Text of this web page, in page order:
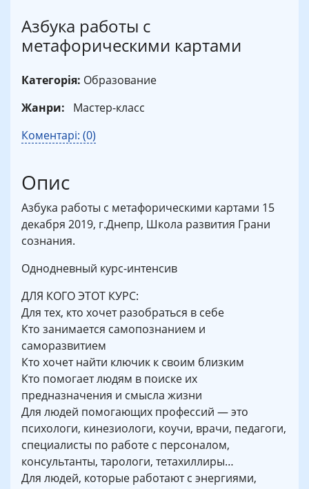
Азбука работы с
метафорическими картами
Категорія: Образование
Жанри:
Мастер-класс
Коментарі: (0)
Опис
Азбука работы с метафорическими картами 15
декабря 2019, г.Днепр, Школа развития Грани
сознания.
Однодневный курс-интенсив
ДЛЯ КОГО ЭТОТ КУРС:
Для тех, кто хочет разобраться в себе
Кто занимается самопознанием и
саморазвитием
Кто хочет найти ключик к своим близким
Кто помогает людям в поиске их
предназначения и смысла жизни
Для людей помогающих профессий — это
психологи, кинезиологи, коучи, врачи, педагоги,
специалисты по работе с персоналом,
консультанты, тарологи, тетахиллиры…
Для людей, которые работают с энергиями,